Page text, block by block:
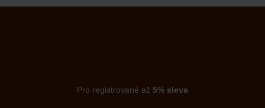
Pro registrované až 5% sleva